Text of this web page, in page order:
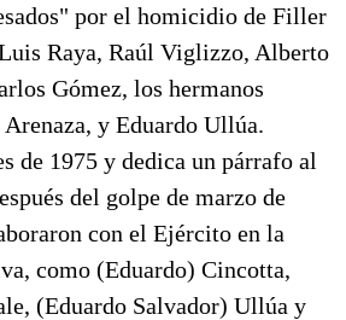
por el homicidio de Filler
Raya, Raúl Viglizzo, Alberto
Gómez, los hermanos
y Eduardo Ullúa.
de 1975 y dedica un párrafo al
del golpe de marzo de
con el Ejército en la
como (Eduardo) Cincotta,
(Eduardo Salvador) Ullúa y